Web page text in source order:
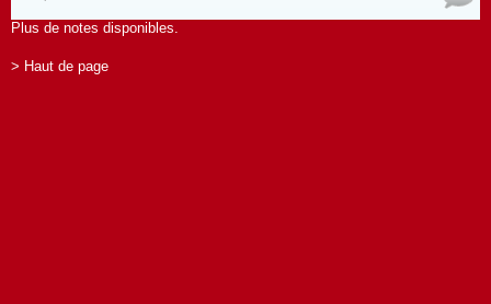
Plus de notes disponibles.
> Haut de page